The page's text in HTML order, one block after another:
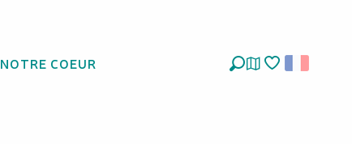
NOTRE COEUR